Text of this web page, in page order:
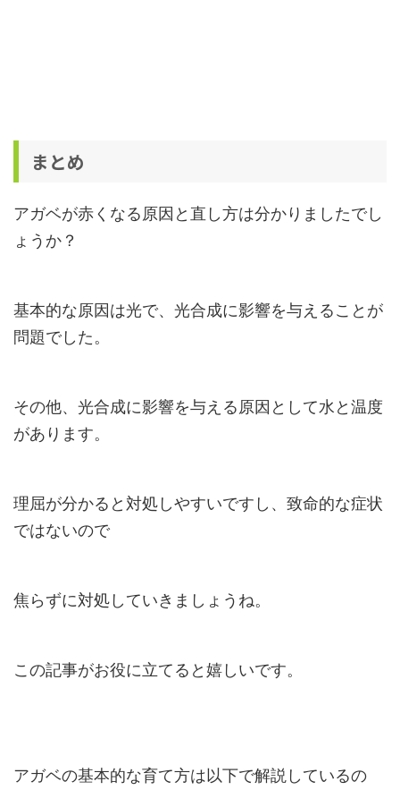
まとめ
アガベが赤くなる原因と直し方は分かりましたでし
ょうか？
基本的な原因は光で、光合成に影響を与えることが
問題でした。
その他、光合成に影響を与える原因として水と温度
があります。
理屈が分かると対処しやすいですし、致命的な症状
ではないので
焦らずに対処していきましょうね。
この記事がお役に立てると嬉しいです。
アガベの基本的な育て方は以下で解説しているの